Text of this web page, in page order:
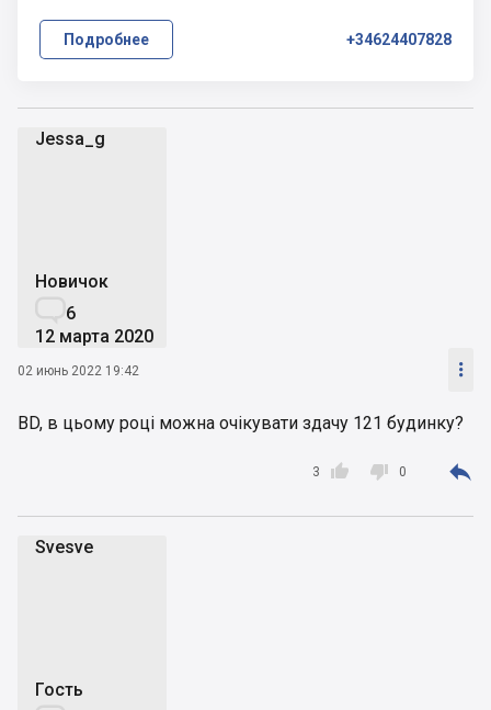
Jessa_g
Новичок
6
12 марта 2020
02 июнь 2022 19:42 
BD, в цьому році можна очікувати здачу 121 будинку?

3  0 
Svesve
Гость
Подробнее +34624407828